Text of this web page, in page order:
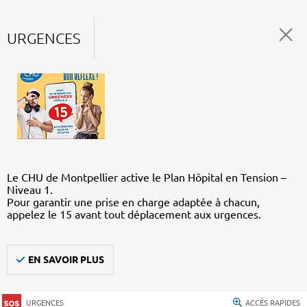
URGENCES
Le CHU de Montpellier active le Plan Hôpital en Tension –
Niveau 1.
Pour garantir une prise en charge adaptée à chacun,
appelez le 15 avant tout déplacement aux urgences.
EN SAVOIR PLUS
URGENCES ACCÈS RAPIDES